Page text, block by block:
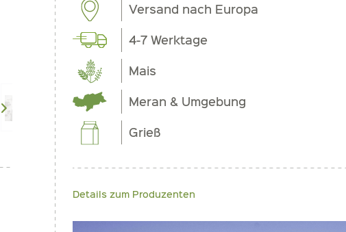
Versand nach Europa
4-7 Werktage
Mais
Meran & Umgebung
Grieß
Details zum Produzenten